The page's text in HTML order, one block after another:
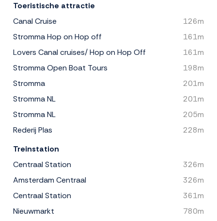
Toeristische attractie
Canal Cruise
126m
Stromma Hop on Hop off
161m
Lovers Canal cruises/ Hop on Hop Off
161m
Stromma Open Boat Tours
198m
Stromma
201m
Stromma NL
201m
Stromma NL
205m
Rederij Plas
228m
Treinstation
Centraal Station
326m
Amsterdam Centraal
326m
Centraal Station
361m
Nieuwmarkt
780m